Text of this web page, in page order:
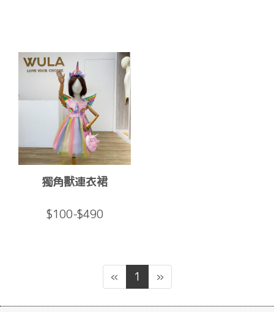
獨角獸連衣裙
$100-$490
« 1 »